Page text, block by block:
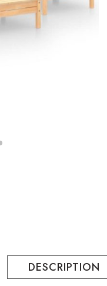
DESCRIPTION